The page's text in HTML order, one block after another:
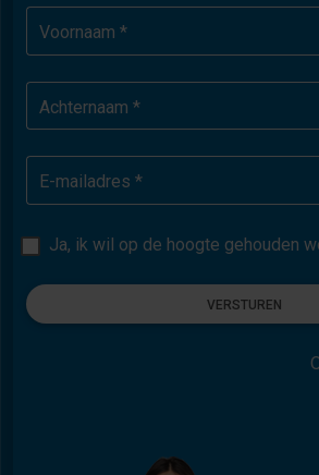
Voornaam *
Achternaam *
E-mailadres *
Ja, ik wil op de hoogte gehouden
VERSTUREN